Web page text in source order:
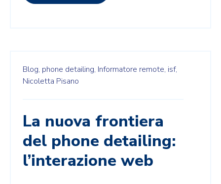
Blog, phone detailing, Informatore remote, isf,
Nicoletta Pisano
La nuova frontiera
del phone detailing:
l’interazione web